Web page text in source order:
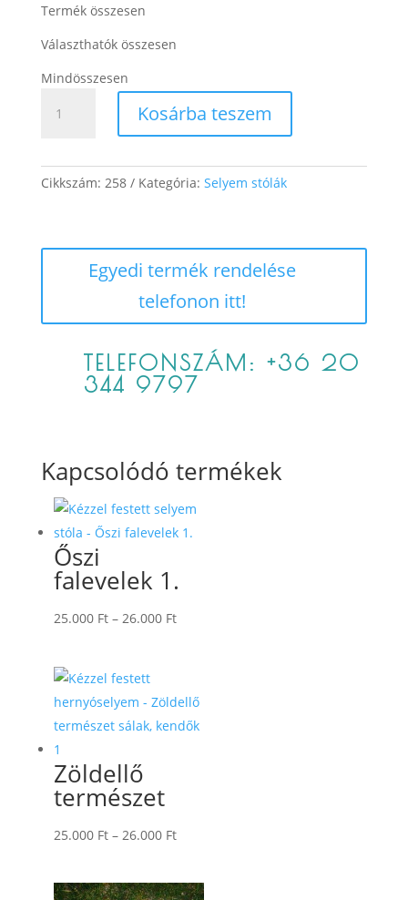
Termék összesen
Választhatók összesen
Mindösszesen
Kosárba teszem
Cikkszám: 258 Kategória: Selyem stólák
Egyedi termék rendelése
telefonon itt!
TELEFONSZÁM: +36 20
344 9797
Kapcsolódó termékek
Őszi
falevelek 1.
25.000 Ft – 26.000 FtÁrtartomány:
Zöldellő
természet
25.000 Ft – 26.000 FtÁrtartomány:
-